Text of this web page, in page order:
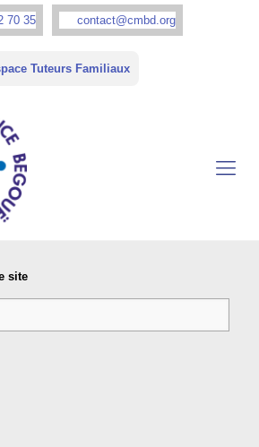
70 35 contact@cmbd.org
Tuteurs Familiaux
site